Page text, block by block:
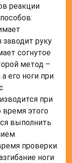
реакции
руку
согнутое
метод –
его ноги при
при
этого
выполнить
проверки
ноги